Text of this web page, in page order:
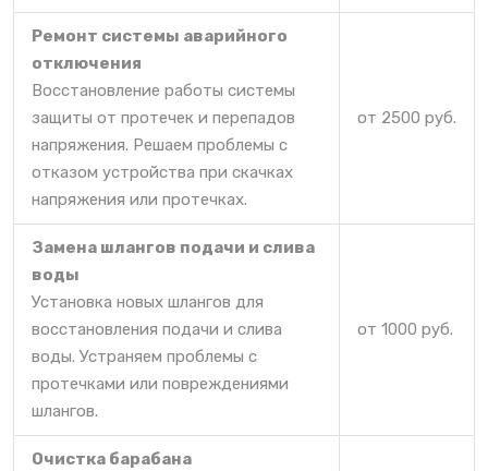
Ремонт системы аварийного
отключения
Восстановление работы системы
защиты от протечек и перепадов
напряжения. Решаем проблемы с
отказом устройства при скачках
напряжения или протечках.
от 2500 руб.
Замена шлангов подачи и слива
воды
Установка новых шлангов для
восстановления подачи и слива
воды. Устраняем проблемы с
протечками или повреждениями
шлангов.
от 1000 руб.
Очистка барабана